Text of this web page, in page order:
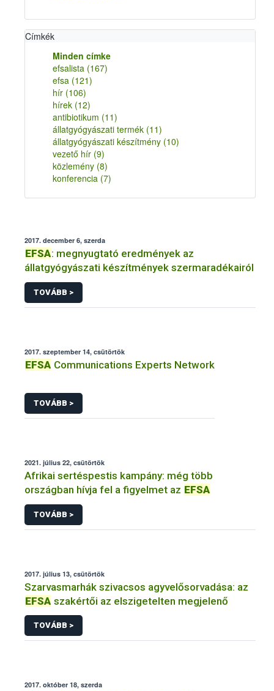
Címkék
Minden címke
efsalista (167)
efsa (121)
hír (106)
hírek (12)
antibiotikum (11)
állatgyógyászati termék (11)
állatgyógyászati készítmény (10)
vezető hír (9)
közlemény (8)
konferencia (7)
2017. december 6, szerda
EFSA: megnyugtató eredmények az
állatgyógyászati készítmények szermaradékairól
TOVÁBB >
2017. szeptember 14, csütörtök
EFSA Communications Experts Network
TOVÁBB >
2021. július 22, csütörtök
Afrikai sertéspestis kampány: még több
országban hívja fel a figyelmet az EFSA
TOVÁBB >
2017. július 13, csütörtök
Szarvasmarhák szivacsos agyvelősorvadása: az
EFSA szakértői az elszigetelten megjelenő
TOVÁBB >
2017. október 18, szerda